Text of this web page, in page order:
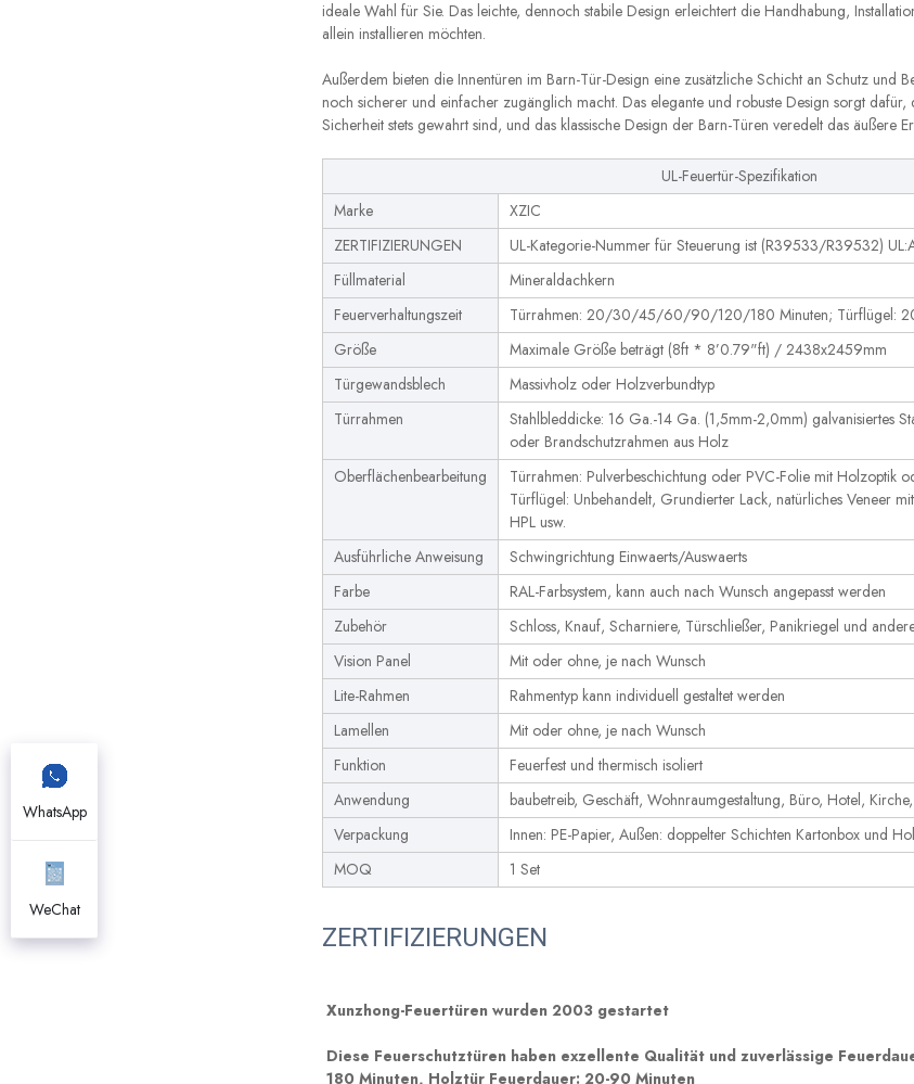
ideale Wahl für Sie. Das leichte, dennoch stabile Design erleichtert die Handhabung,
allein installieren möchten.
Außerdem bieten die Innentüren im Barn-Tür-Design eine zusätzliche Schicht an Schutz und
noch sicherer und einfacher zugänglich macht. Das elegante und robuste Design sorgt dafür,
Sicherheit stets gewahrt sind, und das klassische Design der Barn-Türen veredelt das äußere
UL-Feuertür-Spezifikation
Marke
XZIC
ZERTIFIZIERUNGEN
UL-Kategorie-Nummer für Steuerung ist (R39533/R39532)
Füllmaterial
Mineraldachkern
Feuerverhaltungszeit
Türrahmen: 20/30/45/60/90/120/180 Minuten; Türflügel:
Größe
Maximale Größe beträgt (8ft * 8’0.79"ft) / 2438x2459mm
Türgewandsblech
Massivholz oder Holzverbundtyp
Türrahmen
Stahlbleddicke: 16 Ga.-14 Ga. (1,5mm-2,0mm) galvanisiertes
oder Brandschutzrahmen aus Holz
Oberflächenbearbeitung
Türrahmen: Pulverbeschichtung oder PVC-Folie mit Holzoptik
Türflügel: Unbehandelt, Grundierter Lack, natürliches Veneer
HPL usw.
Ausführliche Anweisung
Schwingrichtung Einwaerts/Auswaerts
Farbe
RAL-Farbsystem, kann auch nach Wunsch angepasst werden
Zubehör
Schloss, Knauf, Scharniere, Türschließer, Panikriegel und
Vision Panel
Mit oder ohne, je nach Wunsch
Lite-Rahmen
Rahmentyp kann individuell gestaltet werden
Lamellen
Mit oder ohne, je nach Wunsch
Funktion
Feuerfest und thermisch isoliert
Anwendung
baubetreib, Geschäft, Wohnraumgestaltung, Büro, Hotel, Kirche,
Verpackung
Innen: PE-Papier, Außen: doppelter Schichten Kartonbox und
MOQ
1 Set
ZERTIFIZIERUNGEN
Xunzhong-Feuertüren wurden 2003 gestartet
Diese Feuerschutztüren haben exzellente Qualität und zuverlässige
180 Minuten, Holztür Feuerdauer: 20-90 Minuten
WhatsApp
WeChat